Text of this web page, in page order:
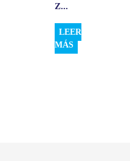
Z...
LEER
MÁS